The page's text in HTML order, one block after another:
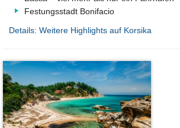
Festungsstadt Bonifacio
Details: Weitere Highlights auf Korsika